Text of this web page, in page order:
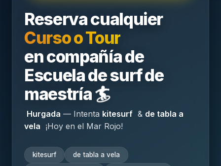
Reserva cualquier
Curso o Tour
en compañía de
Escuela de surf de
maestría🏄
Hurgada — Intenta kitesurf & de tabla a
vela ¡Hoy en el Mar Rojo!
kitesurf de tabla a vela